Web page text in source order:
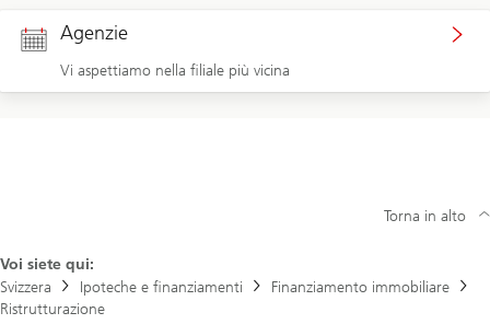
Agenzie
Vi aspettiamo nella filiale più vicina
Voi siete qui:
Svizzera
Ipoteche e finanziamenti
Finanziamento immobiliare
Ristrutturazione
Torna in alto